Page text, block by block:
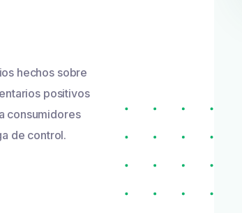
hechos sobre
positivos
consumidores
de control.